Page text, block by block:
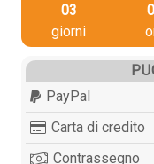
03
giorni
PayPal
Carta di credito
Contrassegno